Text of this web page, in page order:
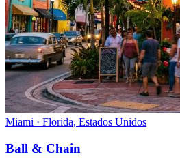
Miami · Florida, Estados Unidos
Ball & Chain